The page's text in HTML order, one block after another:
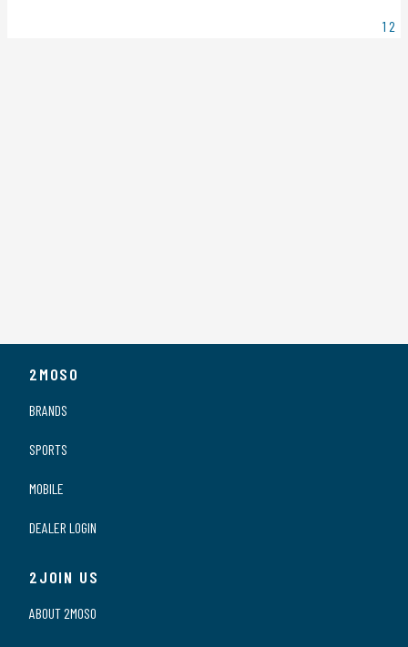
1 2
2MOSO
BRANDS
SPORTS
MOBILE
DEALER LOGIN
2JOIN US
ABOUT 2MOSO